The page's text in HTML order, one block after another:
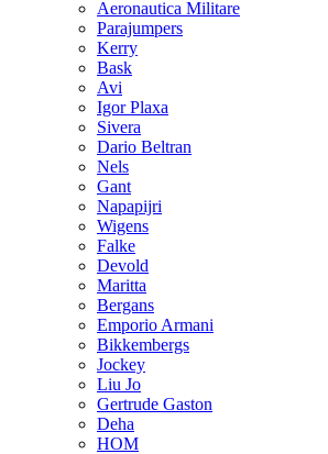
Aeronautica Militare
Parajumpers
Kerry
Bask
Avi
Igor Plaxa
Sivera
Dario Beltran
Nels
Gant
Napapijri
Wigens
Falke
Devold
Maritta
Bergans
Emporio Armani
Bikkembergs
Jockey
Liu Jo
Gertrude Gaston
Deha
HOM